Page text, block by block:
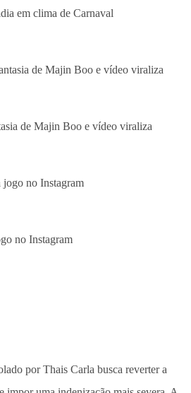
em clima de Carnaval
de Majin Boo e vídeo viraliza
no Instagram
por Thais Carla busca reverter a